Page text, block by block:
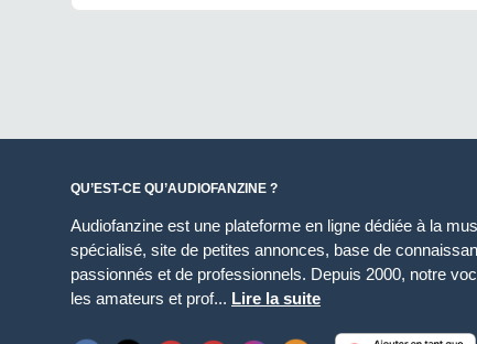
QU’EST-CE QU’AUDIOFANZINE ?
Audiofanzine est une plateforme en ligne dédiée à la
spécialisé, site de petites annonces, base de
passionnés et de professionnels. Depuis 2000, notre
les amateurs et prof... Lire la suite